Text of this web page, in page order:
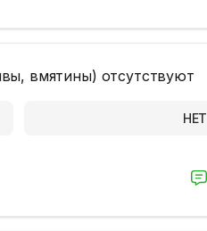
вмятины) отсутствуют
НЕТ